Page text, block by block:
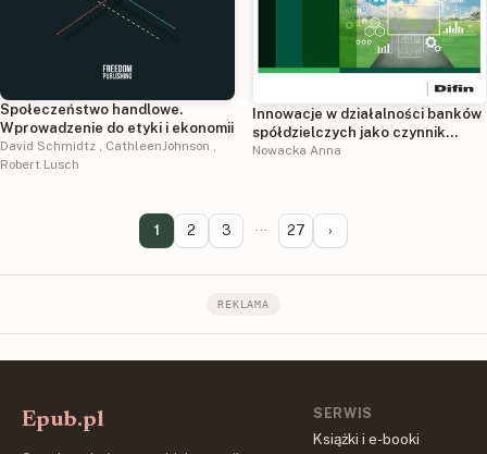
Społeczeństwo handlowe.
Wprowadzenie do etyki i ekonomii
David Schmidtz CathleenJohnson
Robert Lusch
Innowacje w działalności banków
spółdzielczych jako czynnik
regionalnego rozwoju społeczno-
Nowacka Anna
1 2 3 ··· 27 ›
REKLAMA
Epub.pl SERWIS
Książki i e-booki